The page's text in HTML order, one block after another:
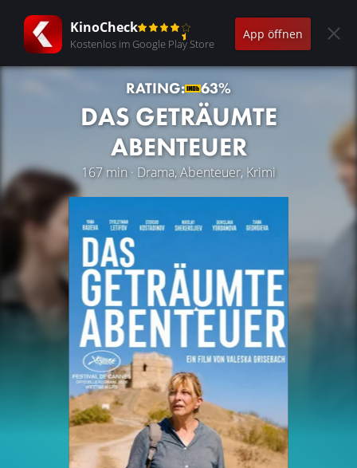
KinoCheck
Kostenlos im Google Play Store
App öffnen
RATING: 63%
DAS GETRÄUMTE
ABENTEUER
167 min · Drama, Abenteuer, Krimi